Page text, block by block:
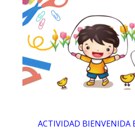
ACTIVIDAD BIENVENIDA